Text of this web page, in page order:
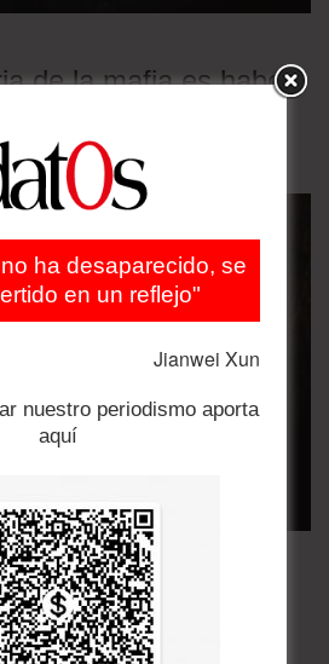
de la mafia es haber
a la mafia
un buen drama de
ha desaparecido, se
en un reflejo"
Jianwei Xun
nuestro periodismo aporta
aquí